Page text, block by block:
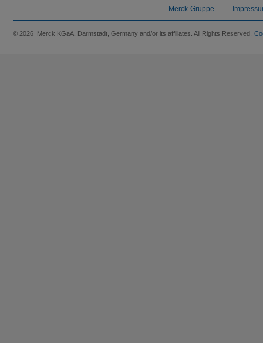
Merck-Gruppe
© 2026 Merck KGaA, Darmstadt, Germany and/or its affiliates. All Rights Reserved.